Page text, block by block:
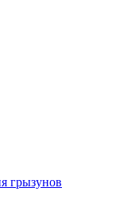
грызунов